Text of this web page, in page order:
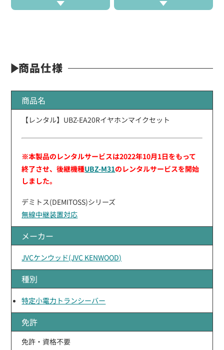
商品仕様
商品名
【レンタル】UBZ-EA20Rイヤホンマイクセット
※本製品のレンタルサービスは2022年10月1日をもって
終了させ、後継機種UBZ-M31のレンタルサービスを開始
しました。
デミトス(DEMITOSS)シリーズ
無線中継装置対応
メーカー
JVCケンウッド(JVC KENWOOD)
種別
特定小電力トランシーバー
免許
免許・資格不要